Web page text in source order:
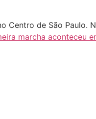
Centro de São Paulo.
marcha aconteceu